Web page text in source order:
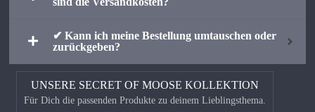
✔ Kann ich meine Bestellung umtauschen oder
zurückgeben?
UNSERE SECRET OF MOOSE KOLLEKTION
Für Dich die passenden Produkte zu deinem Lieblingsthema.